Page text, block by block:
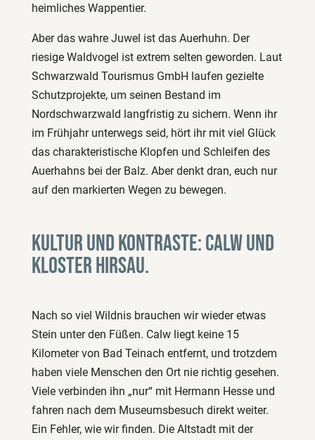
heimliches Wappentier.
Aber das wahre Juwel ist das Auerhuhn. Der
riesige Waldvogel ist extrem selten geworden. Laut
Schwarzwald Tourismus GmbH laufen gezielte
Schutzprojekte, um seinen Bestand im
Nordschwarzwald langfristig zu sichern. Wenn ihr
im Frühjahr unterwegs seid, hört ihr mit viel Glück
das charakteristische Klopfen und Schleifen des
Auerhahns bei der Balz. Aber denkt dran, euch nur
auf den markierten Wegen zu bewegen.
Kultur und Kontraste: Calw und
Kloster Hirsau.
Nach so viel Wildnis brauchen wir wieder etwas
Stein unter den Füßen. Calw liegt keine 15
Kilometer von Bad Teinach entfernt, und trotzdem
haben viele Menschen den Ort nie richtig gesehen.
Viele verbinden ihn „nur“ mit Hermann Hesse und
fahren nach dem Museumsbesuch direkt weiter.
Ein Fehler, wie wir finden. Die Altstadt mit der